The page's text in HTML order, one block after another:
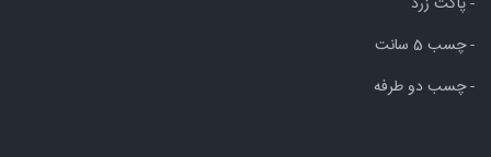
- چسب 5 سانت
- چسب دو طرفه